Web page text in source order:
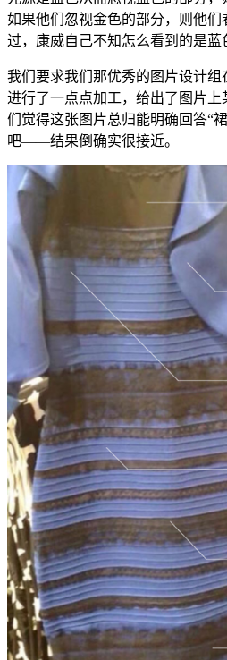
如果他们忽视金色的部分，则他们
过，康威自己不知怎么看到的是蓝
我们要求我们那优秀的图片设计组
进行了一点点加工，给出了图片
们觉得这张图片总归能明确回答“
吧——结果倒确实很接近。